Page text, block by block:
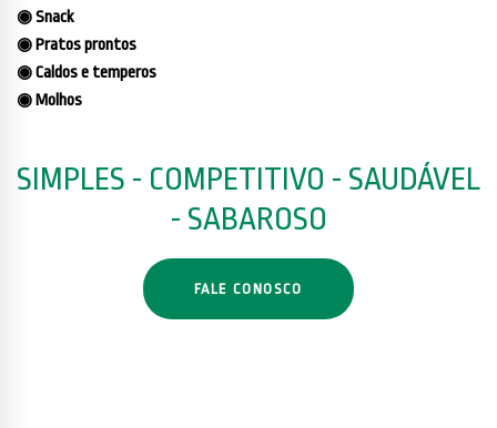
◉ Snack
◉ Pratos prontos
◉ Caldos e temperos
◉ Molhos
SIMPLES - COMPETITIVO - SAUDÁVEL
- SABAROSO
FALE CONOSCO